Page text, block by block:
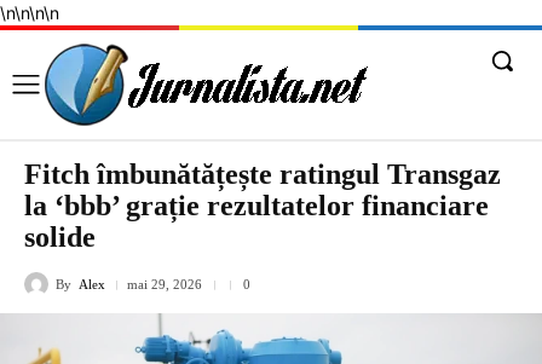
\n\n\n\n
Fitch îmbunătățește ratingul Transgaz
la ‘bbb’ grație rezultatelor financiare
solide
By Alex mai 29, 2026 0